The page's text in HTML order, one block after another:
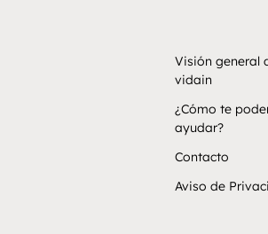
Visión general
vidain
¿Cómo te
ayudar?
Contacto
Aviso de